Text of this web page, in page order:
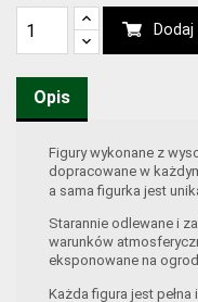
Opis
Figury wykonane z
dopracowane w
a sama figurka jest
Starannie odlewane i
warunków
eksponowane na
Każda figura jest